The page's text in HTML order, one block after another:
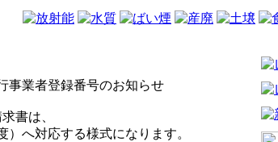
事業者登録番号のお知らせ
書は、
へ対応する様式になります。